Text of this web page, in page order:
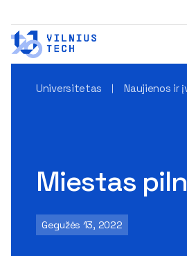
Universitetas Naujienos ir
Miestas
Gegužės 13, 2022